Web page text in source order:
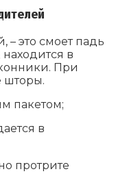
– это смоет падь
в
При
шторы.
пакетом;
в
протрите